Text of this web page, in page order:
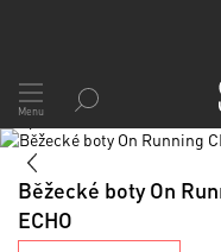
Přejít
na
obsah
Menu
Skip
the
end
1/8
Skip
the
beginning
Běžecké boty On
ECHO